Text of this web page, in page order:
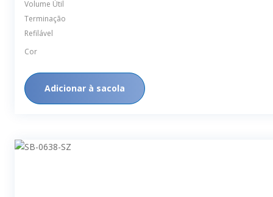
Volume Útil
Terminação
Refilável
Cor
Adicionar à sacola